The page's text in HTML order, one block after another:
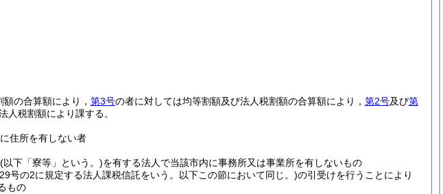
の合算額により， 第3号の者に対しては均等割額及び法人税割額の合算額により， 第2号及び第
人税割額により課する。
住所を有しない者
(以下「寮等」という。)を有する法人で当該市内に事務所又は事業所を有しないもの
号の2に規定する法人課税信託をいう。以下この節において同じ。)の引受けを行うことにより
もの